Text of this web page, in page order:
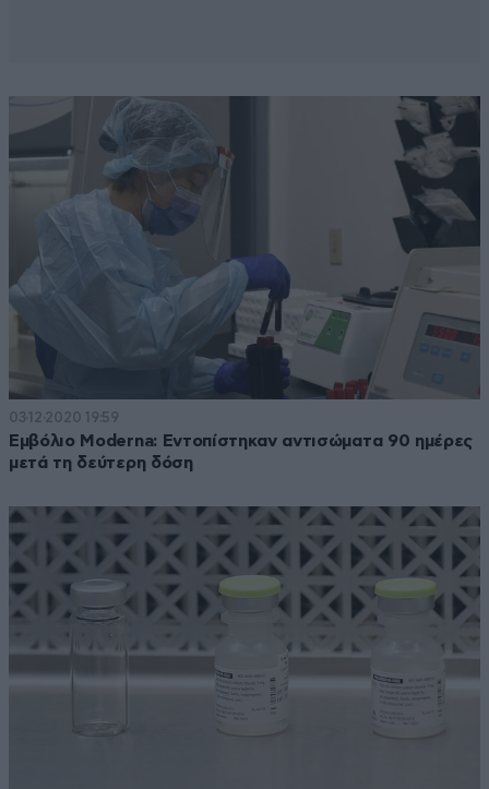
03·12·2020 19:59
Εμβόλιο Moderna: Εντοπίστηκαν αντισώματα 90 ημέρες
μετά τη δεύτερη δόση